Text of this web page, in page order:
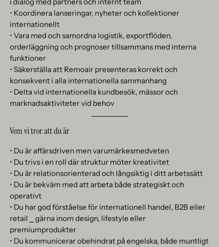
• Koordinera lanseringar, nyheter och kollektioner
internationellt
• Vara med och samordna logistik, exportflöden,
orderläggning och prognoser tillsammans med interna
funktioner
• Säkerställa att Remoair presenteras korrekt och
konsekvent i alla internationella sammanhang
• Delta vid internationella kundbesök, mässor och
marknadsaktiviteter vid behov
Vem vi tror att du är
• Du är affärsdriven men varumärkesmedveten
• Du trivs i en roll där struktur möter kreativitet
• Du är relationsorienterad och långsiktig i ditt arbetssätt
• Du är bekväm med att arbeta både strategiskt och
operativt
• Du har god förståelse för internationell handel, B2B eller
retail ⎯ gärna inom design, lifestyle eller
premiumprodukter
• Du kommunicerar obehindrat på engelska, både muntligt